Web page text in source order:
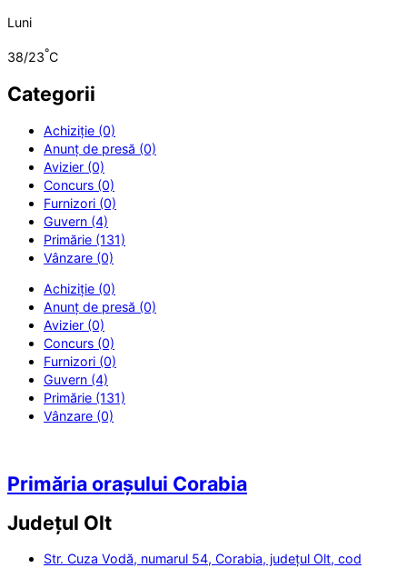
Luni
38/23°C
Categorii
Achiziție (0)
Anunț de presă (0)
Avizier (0)
Concurs (0)
Furnizori (0)
Guvern (4)
Primărie (131)
Vânzare (0)
Achiziție (0)
Anunț de presă (0)
Avizier (0)
Concurs (0)
Furnizori (0)
Guvern (4)
Primărie (131)
Vânzare (0)
Primăria orașului Corabia
Județul Olt
Str. Cuza Vodă, numarul 54, Corabia, județul Olt, cod